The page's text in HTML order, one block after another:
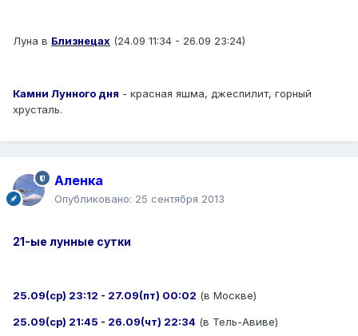
Луна в Близнецах (24.09 11:34 - 26.09 23:24)
Камни Лунного дня - красная яшма, джеспилит, горный
хрусталь.
Аленка
Опубликовано: 25 сентября 2013
21-ые лунные сутки
25.09(ср) 23:12 - 27.09(пт) 00:02 (в Москве)
25.09(ср) 21:45 - 26.09(чт) 22:34 (в Тель-Авиве)